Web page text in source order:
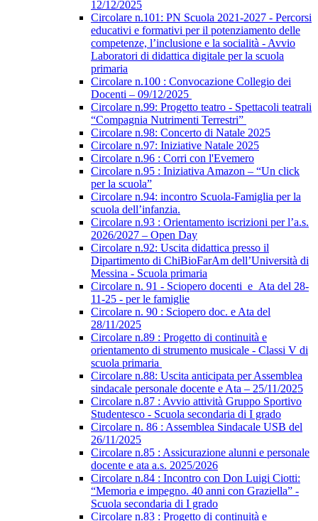
12/12/2025
Circolare n.101: PN Scuola 2021-2027 - Percorsi
educativi e formativi per il potenziamento delle
competenze, l’inclusione e la socialità - Avvio
Laboratori di didattica digitale per la scuola
primaria
Circolare n.100 : Convocazione Collegio dei
Docenti – 09/12/2025
Circolare n.99: Progetto teatro - Spettacoli teatrali
“Compagnia Nutrimenti Terrestri”
Circolare n.98: Concerto di Natale 2025
Circolare n.97: Iniziative Natale 2025
Circolare n.96 : Corri con l'Evemero
Circolare n.95 : Iniziativa Amazon – “Un click
per la scuola”
Circolare n.94: incontro Scuola-Famiglia per la
scuola dell’infanzia.
Circolare n.93 : Orientamento iscrizioni per l’a.s.
2026/2027 – Open Day
Circolare n.92: Uscita didattica presso il
Dipartimento di ChiBioFarAm dell’Università di
Messina - Scuola primaria
Circolare n. 91 - Sciopero docenti_e_Ata del 28-
11-25 - per le famiglie
Circolare n. 90 : Sciopero doc. e Ata del
28/11/2025
Circolare n.89 : Progetto di continuità e
orientamento di strumento musicale - Classi V di
scuola primaria
Circolare n.88: Uscita anticipata per Assemblea
sindacale personale docente e Ata – 25/11/2025
Circolare n.87 : Avvio attività Gruppo Sportivo
Studentesco - Scuola secondaria di I grado
Circolare n. 86 : Assemblea Sindacale USB del
26/11/2025
Circolare n.85 : Assicurazione alunni e personale
docente e ata a.s. 2025/2026
Circolare n.84 : Incontro con Don Luigi Ciotti:
“Memoria e impegno. 40 anni con Graziella” -
Scuola secondaria di I grado
Circolare n.83 : Progetto di continuità e